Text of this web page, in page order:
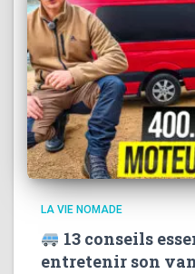
LA VIE NOMADE
13 conseils
entretenir son